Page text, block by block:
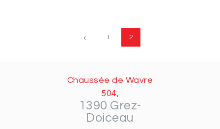
←
1 2
Chaussée de Wavre
504,
1390 Grez-
Doiceau